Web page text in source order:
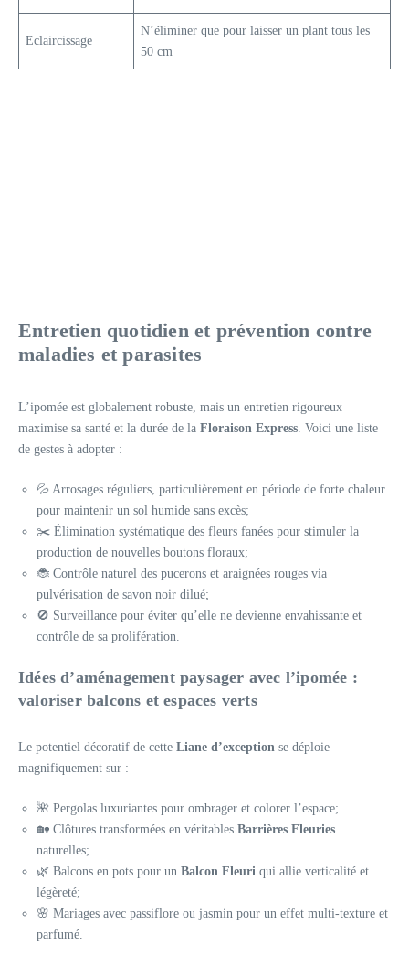
Eclaircissage
N’éliminer que pour laisser un plant tous les
50 cm
Entretien quotidien et prévention contre
maladies et parasites
L’ipomée est globalement robuste, mais un entretien rigoureux
maximise sa santé et la durée de la Floraison Express . Voici une liste
de gestes à adopter :
💦 Arrosages réguliers, particulièrement en période de forte chaleur
pour maintenir un sol humide sans excès;
✂️ Élimination systématique des fleurs fanées pour stimuler la
production de nouvelles boutons floraux;
🐞 Contrôle naturel des pucerons et araignées rouges via
pulvérisation de savon noir dilué;
🚫 Surveillance pour éviter qu’elle ne devienne envahissante et
contrôle de sa prolifération.
Idées d’aménagement paysager avec l’ipomée :
valoriser balcons et espaces verts
Le potentiel décoratif de cette Liane d’exception se déploie
magnifiquement sur :
🌺 Pergolas luxuriantes pour ombrager et colorer l’espace;
🏡 Clôtures transformées en véritables Barrières Fleuries
naturelles;
🌿 Balcons en pots pour un Balcon Fleuri qui allie verticalité et
légèreté;
🌸 Mariages avec passiflore ou jasmin pour un effet multi-texture et
parfumé.